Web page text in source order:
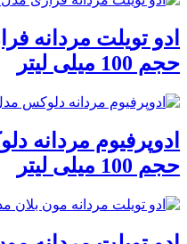
حجم 100 میلی لیتر
حجم 100 میلی لیتر